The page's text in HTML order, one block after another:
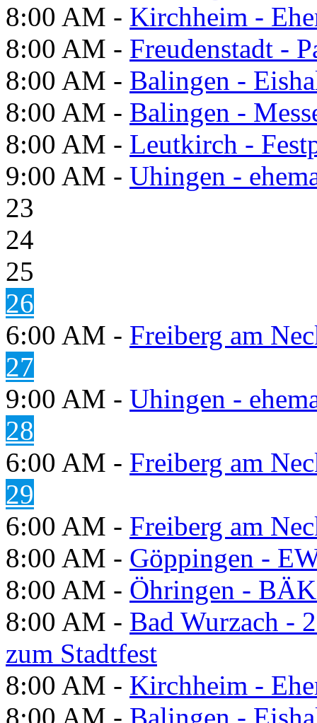
8:00 AM - Kirchheim -
8:00 AM - Freudenstadt -
8:00 AM - Balingen -
8:00 AM - Balingen -
8:00 AM - Leutkirch -
9:00 AM - Uhingen -
23
24
25
26
6:00 AM - Freiberg am
27
9:00 AM - Uhingen -
28
6:00 AM - Freiberg am
29
6:00 AM - Freiberg am
8:00 AM - Göppingen -
8:00 AM - Öhringen -
8:00 AM - Bad Wurzach -
zum Stadtfest
8:00 AM - Kirchheim -
8:00 AM - Balingen -